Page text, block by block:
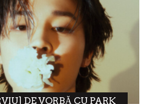
DE VORBĂ CU PARK